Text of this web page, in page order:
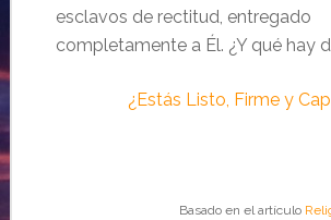
esclavos de rectitud, entregado
completamente a Él. ¿Y qué hay
¿Estás Listo, Firme y
Basado en el artículo